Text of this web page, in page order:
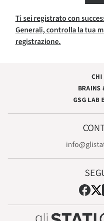
Ti sei registrato con
Generali, controlla la tua
registrazione.
CHI
BRAINS
GSG LAB